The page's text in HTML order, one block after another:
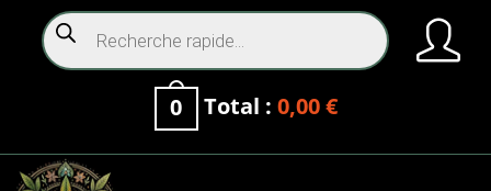
0 Total : 0,00€